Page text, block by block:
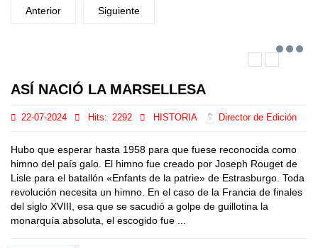
Anterior Siguiente
ASÍ NACIÓ LA MARSELLESA
22-07-2024 Hits: 2292 HISTORIA Director de Edición
Hubo que esperar hasta 1958 para que fuese reconocida como
himno del país galo. El himno fue creado por Joseph Rouget de
Lisle para el batallón «Enfants de la patrie» de Estrasburgo. Toda
revolución necesita un himno. En el caso de la Francia de finales
del siglo XVIII, esa que se sacudió a golpe de guillotina la
monarquía absoluta, el escogido fue ...